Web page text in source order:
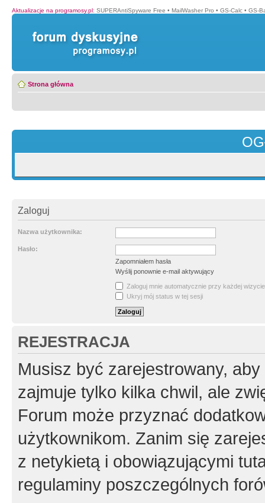
Aktualizacje na programosy.pl: SUPERAntiSpyware Free • MailWasher Pro • GS-Calc • GS-
Strona główna
Zaloguj
Nazwa użytkownika:
Hasło:
Zapomniałem hasła
Wyślij ponownie e-mail aktywujący
Zaloguj mnie automatycznie przy każdej wizycie
Ukryj mój status w tej sesji
REJESTRACJA
Musisz być zarejestrowany,
zajmuje tylko kilka chwil, ale
Forum może przyznać
użytkownikom. Zanim się
z netykietą i obowiązującymi
regulaminy poszczególnych